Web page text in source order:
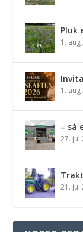
Pluk
1. aug
1. aug
– så
27. jul
21. jul